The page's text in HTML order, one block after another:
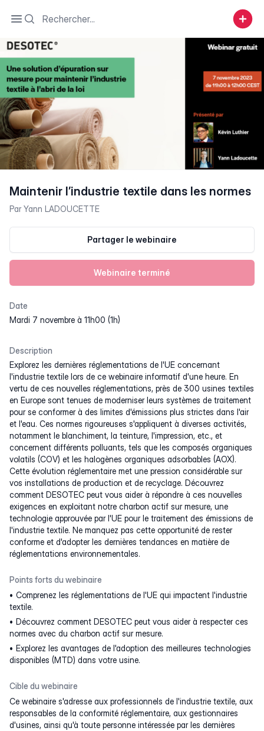
Open sidebar
Search
Maintenir l’industrie textile dans les normes
ParYann LADOUCETTE
Partager le webinaire
Webinaire terminé
Date
mardi 7 novembre à 11h00 (1h)
Description
Explorez les dernières réglementations de l'UE concernant
l'industrie textile lors de ce webinaire informatif d'une heure. En
vertu de ces nouvelles réglementations, près de 300 usines textiles
en Europe sont tenues de moderniser leurs systèmes de traitement
pour se conformer à des limites d'émissions plus strictes dans l'air
et l'eau. Ces normes rigoureuses s'appliquent à diverses activités,
notamment le blanchiment, la teinture, l'impression, etc., et
concernent différents polluants, tels que les composés organiques
volatils (COV) et les halogènes organiques adsorbables (AOX).
Cette évolution réglementaire met une pression considérable sur
vos installations de production et de recyclage. Découvrez
comment DESOTEC peut vous aider à répondre à ces nouvelles
exigences en exploitant notre charbon actif sur mesure, une
technologie approuvée par l'UE pour le traitement des émissions de
l'industrie textile. Ne manquez pas cette opportunité de rester
conforme et d'adopter les dernières tendances en matière de
réglementations environnementales.
Points forts du webinaire
Comprenez les réglementations de l'UE qui impactent l'industrie
textile.
Découvrez comment DESOTEC peut vous aider à respecter ces
normes avec du charbon actif sur mesure.
Explorez les avantages de l'adoption des meilleures technologies
disponibles (MTD) dans votre usine.
Cible du webinaire
Ce webinaire s'adresse aux professionnels de l'industrie textile, aux
responsables de la conformité réglementaire, aux gestionnaires
d'usines, ainsi qu'à toute personne intéressée par les dernières